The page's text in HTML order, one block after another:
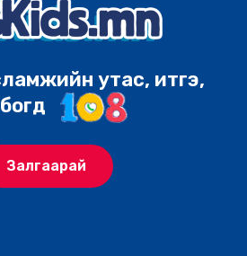
утас, итгэ,
Залгаарай